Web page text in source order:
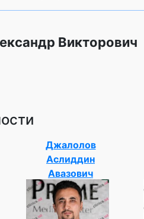
Викторович
Джалолов
Аслиддин
Авазович